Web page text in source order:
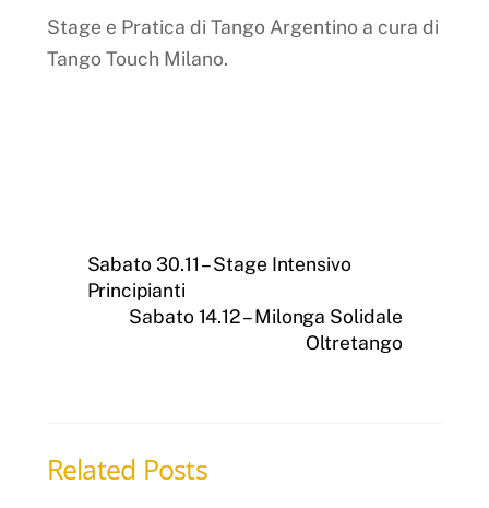
Stage e Pratica di Tango Argentino a cura di
Tango Touch Milano.
Sabato 30.11 – Stage Intensivo
Principianti
Sabato 14.12 – Milonga Solidale
Oltretango
Related Posts